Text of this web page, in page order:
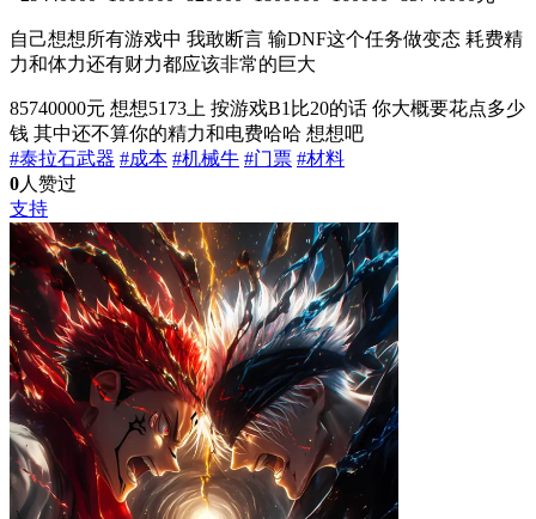
自己想想所有游戏中 我敢断言 输DNF这个任务做变态 耗费精
力和体力还有财力都应该非常的巨大
85740000元 想想5173上 按游戏B1比20的话 你大概要花点多少
钱 其中还不算你的精力和电费哈哈 想想吧
#泰拉石武器 #成本 #机械牛 #门票 #材料
0人赞过
支持